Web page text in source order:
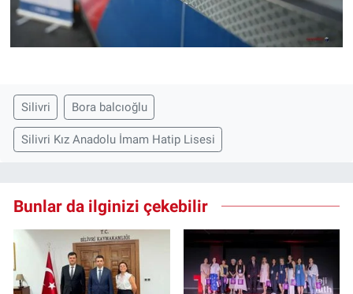
Silivri Bora balcıoğlu
Silivri Kız Anadolu İmam Hatip Lisesi
Bunlar da ilginizi çekebilir